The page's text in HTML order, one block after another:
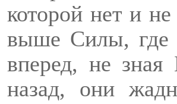
которой нет и
выше Силы, где
вперед, не
назад, они